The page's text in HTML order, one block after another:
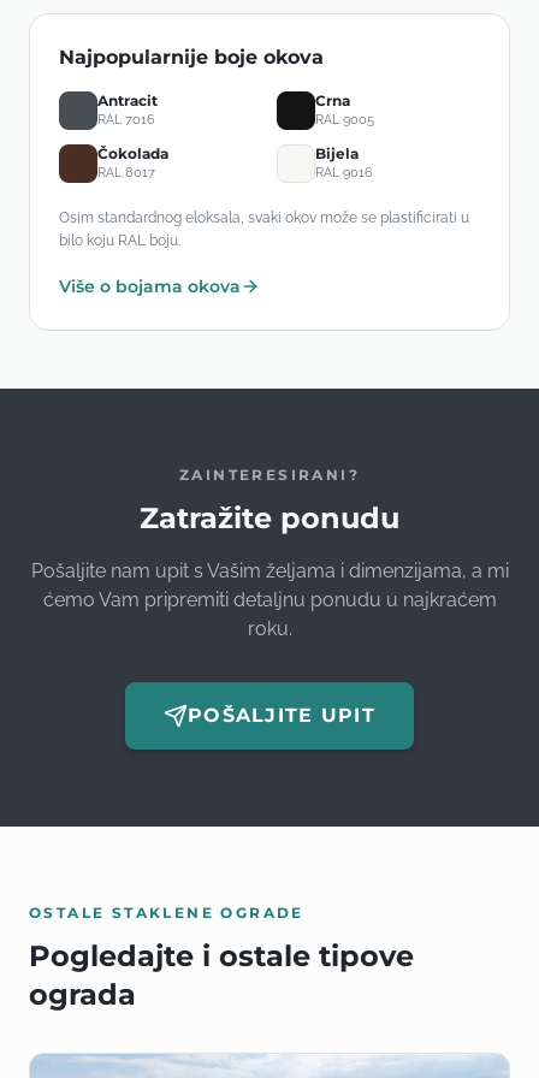
Najpopularnije boje okova
Antracit
RAL 7016
Crna
RAL 9005
Čokolada
RAL 8017
Bijela
RAL 9016
Osim standardnog eloksala, svaki okov može se plastificirati u
bilo koju RAL boju.
Više o bojama okova
ZAINTERESIRANI?
Zatražite ponudu
Pošaljite nam upit s Vašim željama i dimenzijama, a mi
ćemo Vam pripremiti detaljnu ponudu u najkraćem
roku.
POŠALJITE UPIT
OSTALE STAKLENE OGRADE
Pogledajte i ostale tipove
ograda